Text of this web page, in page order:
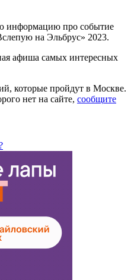
информацию про событие
на Эльбрус» 2023.
афиша самых интересных
которые пройдут в Москве.
нет на сайте, сообщите